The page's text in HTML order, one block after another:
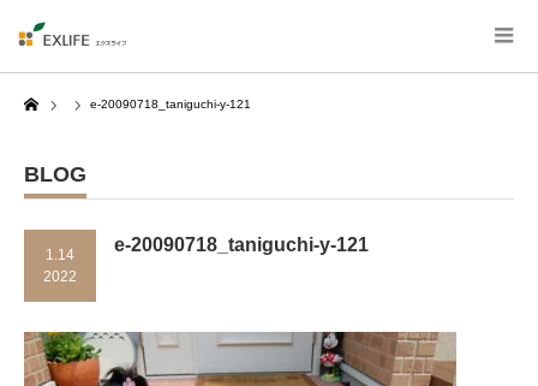
Home
e-20090718_taniguchi-y-121
BLOG
1.14
2022
e-20090718_taniguchi-y-121